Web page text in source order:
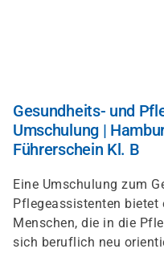
Gesundheits- und
Umschulung |
Führerschein Kl. B
Eine Umschulung zum
Pflegeassistenten
Menschen, die in die
sich beruflich neu